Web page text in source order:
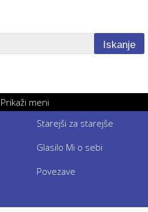
Iskanje
Prikaži meni
Starejši za starejše
Glasilo Mi o sebi
Povezave